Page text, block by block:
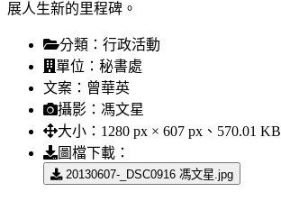
展人生新的里程碑。
分類： 行政活動
單位： 秘書處
文案： 曾華英
攝影： 馮文星
大小： 1280 px × 607 px、570.01 KB
圖檔下載：
20130607-_DSC0916 馮文星.jpg